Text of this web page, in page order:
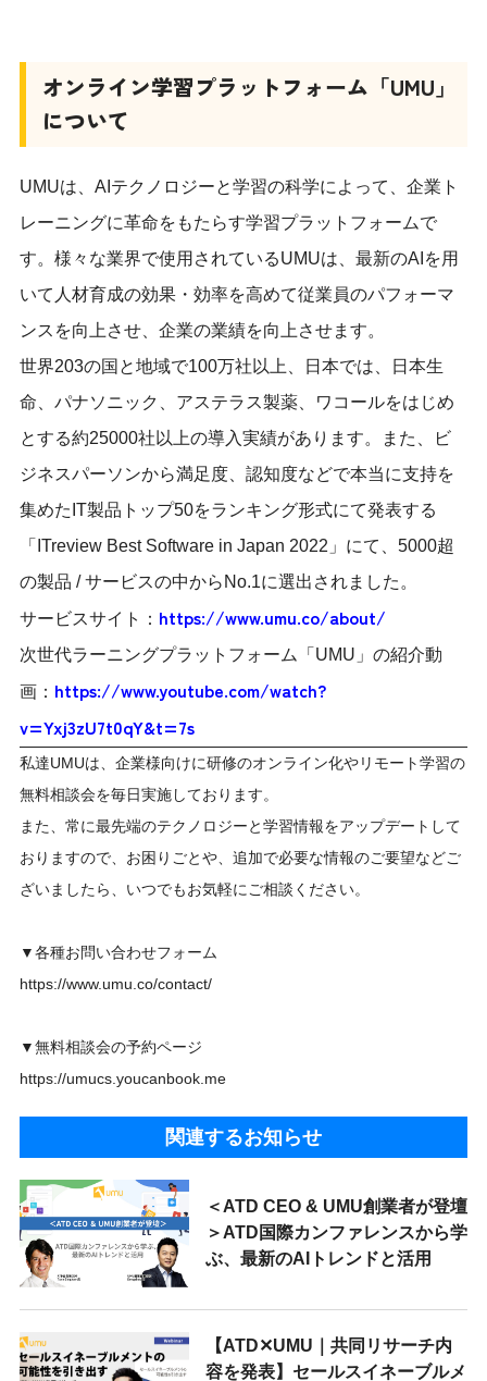
オンライン学習プラットフォーム「UMU」
について
UMUは、AIテクノロジーと学習の科学によって、企業ト
レーニングに革命をもたらす学習プラットフォームで
す。様々な業界で使用されているUMUは、最新のAIを用
いて人材育成の効果・効率を高めて従業員のパフォーマ
ンスを向上させ、企業の業績を向上させます。
世界203の国と地域で100万社以上、日本では、日本生
命、パナソニック、アステラス製薬、ワコールをはじめ
とする約25000社以上の導入実績があります。また、ビ
ジネスパーソンから満足度、認知度などで本当に支持を
集めたIT製品トップ50をランキング形式にて発表する
「ITreview Best Software in Japan 2022」にて、5000超
の製品 / サービスの中からNo.1に選出されました。
サービスサイト： https://www.umu.co/about/
次世代ラーニングプラットフォーム「UMU」の紹介動
画： https://www.youtube.com/watch?
v=Yxj3zU7t0qY&t=7s
私達UMUは、企業様向けに研修のオンライン化やリモート学習の
無料相談会を毎日実施しております。
また、常に最先端のテクノロジーと学習情報をアップデートして
おりますので、お困りごとや、追加で必要な情報のご要望などご
ざいましたら、いつでもお気軽にご相談ください。
▼各種お問い合わせフォーム
https://www.umu.co/contact/
▼無料相談会の予約ページ
https://umucs.youcanbook.me
関連するお知らせ
＜ATD CEO & UMU創業者が登壇
＞ATD国際カンファレンスから学
ぶ、最新のAIトレンドと活用
【ATD✕UMU｜共同リサーチ内
容を発表】セールスイネーブルメ